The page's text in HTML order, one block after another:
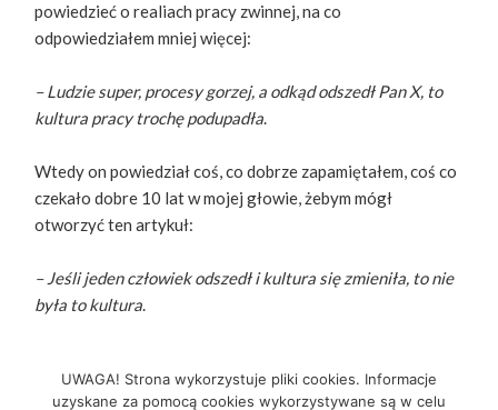
powiedzieć o realiach pracy zwinnej, na co
odpowiedziałem mniej więcej:
– Ludzie super, procesy gorzej, a odkąd odszedł Pan X, to
kultura pracy trochę podupadła.
Wtedy on powiedział coś, co dobrze zapamiętałem, coś co
czekało dobre 10 lat w mojej głowie, żebym mógł
otworzyć ten artykuł:
– Jeśli jeden człowiek odszedł i kultura się zmieniła, to nie
była to kultura.
UWAGA! Strona wykorzystuje pliki cookies. Informacje
uzyskane za pomocą cookies wykorzystywane są w celu